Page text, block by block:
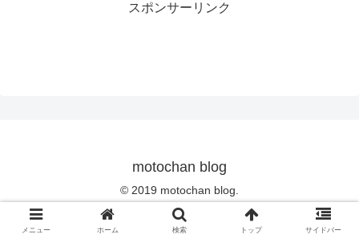
スポンサーリンク
motochan blog
© 2019 motochan blog.
メニュー ホーム 検索 トップ サイドバー